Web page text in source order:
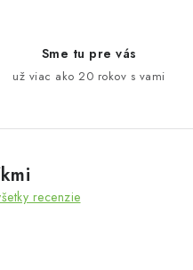
Sme tu pre vás
už viac ako 20 rokov s vami
recenzie